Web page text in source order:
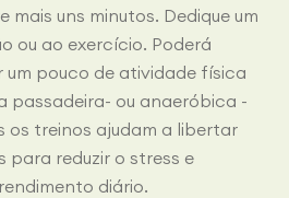
mais uns minutos. Dedique um
ou ao exercício. Poderá
pouco de atividade física
passadeira- ou anaeróbica -
os treinos ajudam a libertar
para reduzir o stress e
diário.